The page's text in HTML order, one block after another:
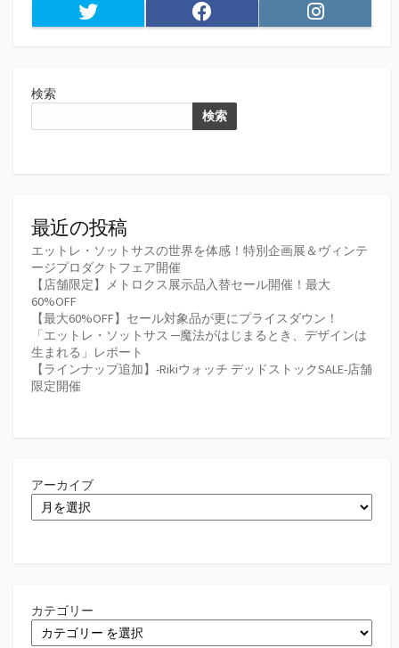
Twitter Facebook Instagram
検索
検索
最近の投稿
エットレ・ソットサスの世界を体感！特別企画展＆ヴィンテ
ージプロダクトフェア開催
【店舗限定】メトロクス展示品入替セール開催！最大
60%OFF
【最大60%OFF】セール対象品が更にプライスダウン！
「エットレ・ソットサス ─魔法がはじまるとき、デザインは
生まれる」レポート
【ラインナップ追加】-Rikiウォッチ デッドストックSALE-店舗
限定開催
アーカイブ
カテゴリー